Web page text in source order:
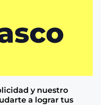
y nuestro
a lograr tus